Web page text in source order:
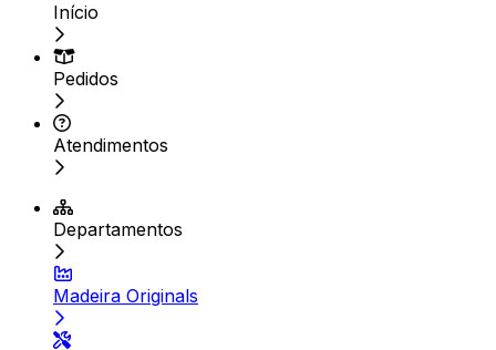
Início
Pedidos
Atendimentos
Departamentos
Madeira Originals